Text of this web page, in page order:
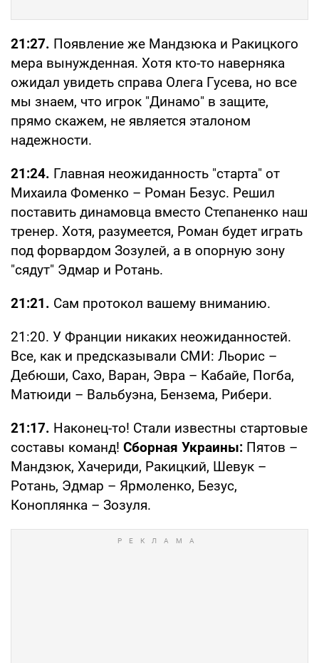
21:27. Появление же Мандзюка и Ракицкого
мера вынужденная. Хотя кто-то наверняка
ожидал увидеть справа Олега Гусева, но все
мы знаем, что игрок "Динамо" в защите,
прямо скажем, не является эталоном
надежности.
21:24. Главная неожиданность "старта" от
Михаила Фоменко – Роман Безус. Решил
поставить динамовца вместо Степаненко наш
тренер. Хотя, разумеется, Роман будет играть
под форвардом Зозулей, а в опорную зону
"сядут" Эдмар и Ротань.
21:21. Сам протокол вашему вниманию.
21:20. У Франции никаких неожиданностей.
Все, как и предсказывали СМИ: Льорис –
Дебюши, Сахо, Варан, Эвра – Кабайе, Погба,
Матюиди – Вальбуэна, Бензема, Рибери.
21:17. Наконец-то! Стали известны стартовые
составы команд! Сборная Украины: Пятов –
Мандзюк, Хачериди, Ракицкий, Шевук –
Ротань, Эдмар – Ярмоленко, Безус,
Коноплянка – Зозуля.